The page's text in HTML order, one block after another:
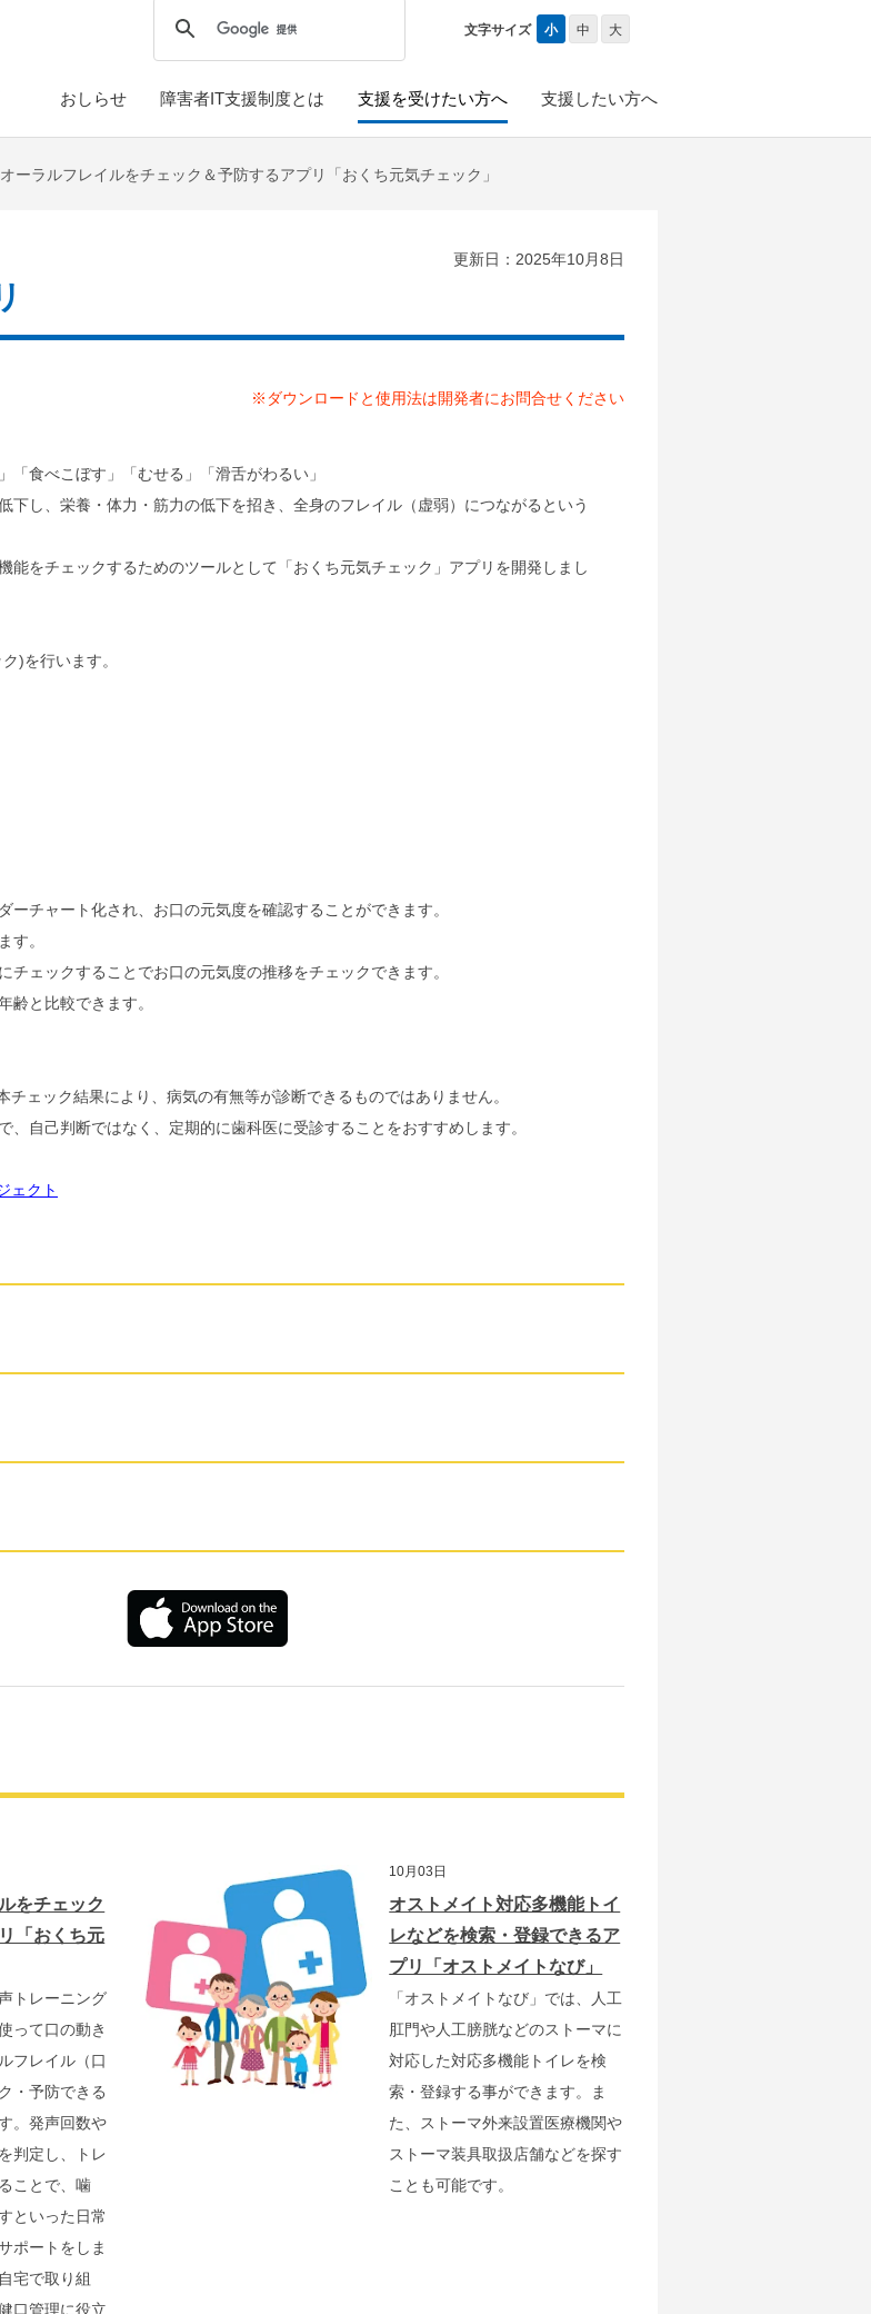
文字サイズ 小 中 大
おしらせ 障害者IT支援制度とは 支援を受けたい方へ 支援したい方へ
オーラルフレイルをチェック＆予防するアプリ「おくち元気チェック」
更新日：2025年10月8日
※ダウンロードと使用法は開発者にお問合せください
「食べこぼす」「むせる」「滑舌がわるい」
下し、栄養・体力・筋力の低下を招き、全身のフレイル（虚弱）につながるという
能をチェックするためのツールとして「おくち元気チェック」アプリを開発しまし
)を行います。
チャート化され、お口の元気度を確認することができます。
す。
ェックすることでお口の元気度の推移をチェックできます。
齢と比較できます。
ェック結果により、病気の有無等が診断できるものではありません。
自己判断ではなく、定期的に歯科医に受診することをおすすめします。
ェクト
をチェック
「おくち元
トレーニング
って口の動き
フレイル（口
・予防できる
。発声回数や
判定し、トレ
ことで、噛
といった日常
ポートをしま
宅で取り組
口管理に役立
10月03日
オストメイト対応多機能トイ
レなどを検索・登録できるア
プリ「オストメイトなび」
「オストメイトなび」では、人工
肛門や人工膀胱などのストーマに
対応した対応多機能トイレを検
索・登録する事ができます。ま
た、ストーマ外来設置医療機関や
ストーマ装具取扱店舗などを探す
ことも可能です。